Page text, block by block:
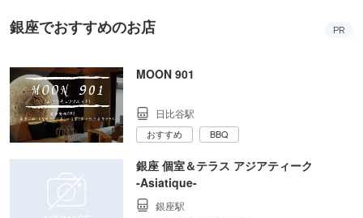
銀座でおすすめのお店 PR
MOON 901
日比谷駅
おすすめ BBQ
銀座 個室＆テラス アジアティーク
‐Asiatique‐
銀座駅